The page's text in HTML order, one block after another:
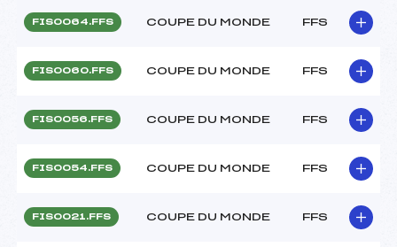
FIS0064.FFS COUPE DU MONDE FFS
FIS0060.FFS COUPE DU MONDE FFS
FIS0056.FFS COUPE DU MONDE FFS
FIS0054.FFS COUPE DU MONDE FFS
FIS0021.FFS COUPE DU MONDE FFS